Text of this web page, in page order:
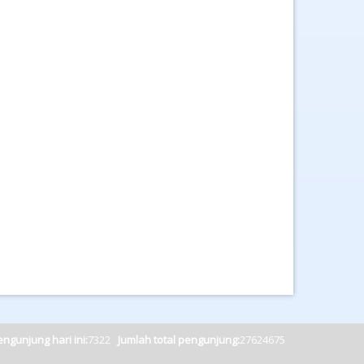
hari ini:7322 Jumlah total pengunjung:27624675